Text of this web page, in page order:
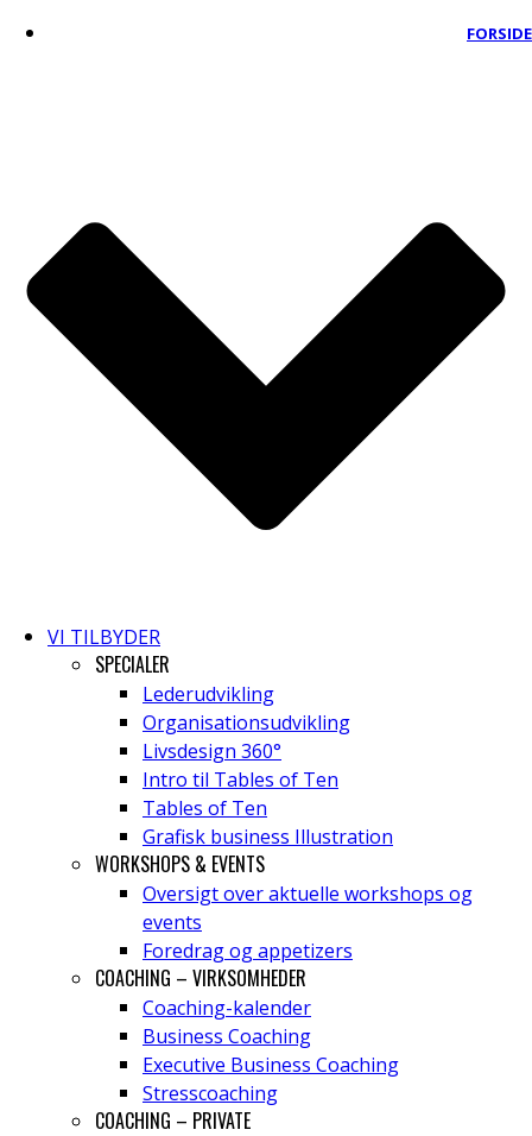
FORSIDE
VI TILBYDER
SPECIALER
Lederudvikling
Organisationsudvikling
Livsdesign 360°
Intro til Tables of Ten
Tables of Ten
Grafisk business Illustration
WORKSHOPS & EVENTS
Oversigt over aktuelle workshops og
events
Foredrag og appetizers
COACHING – VIRKSOMHEDER
Coaching-kalender
Business Coaching
Executive Business Coaching
Stresscoaching
COACHING – PRIVATE